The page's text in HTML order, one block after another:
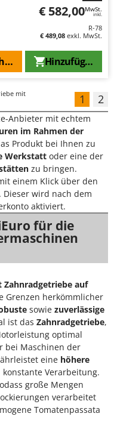
€ 582,00MwSt.
inkl.
R-78
€ 489,08 exkl. MwSt.
Hinzufügen
Sie
mit
1 2
Anbieter mit echtem
im Rahmen der
Produkt bei Ihnen zu
Werkstatt oder eine der
zu bringen.
einem Klick über den
Dieser wird nach dem
aktiviert.
für die
Zahnradgetriebe auf
Grenzen herkömmlicher
sowie zuverlässige
ist das Zahnradgetriebe,
optimal
bei Maschinen der
eine höhere
Verarbeitung.
große Mengen
verarbeitet
Tomatenpassata